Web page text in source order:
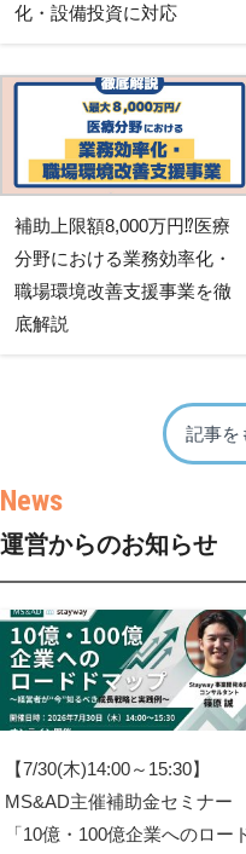
化・設備投資に対応
補助上限額8,000万円⁉医療
分野における業務効率化・
職場環境改善支援事業を徹
底解説
記事を
運営からのお知らせ
【7/30(木)14:00～15:30】
MS&AD主催補助金セミナー
「10億・100億企業へのロー